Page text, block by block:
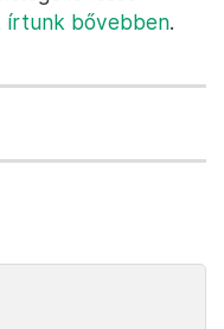
írtunk bővebben.